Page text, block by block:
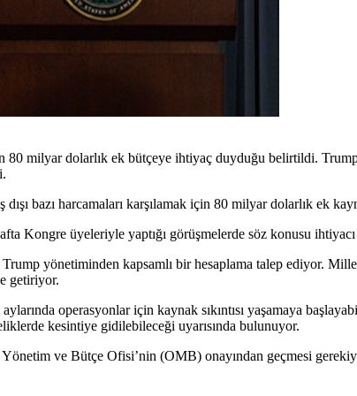
80 milyar dolarlık ek bütçeye ihtiyaç duyduğu belirtildi.
bazı harcamaları karşılamak için 80 milyar dolarlık ek
Kongre üyeleriyle yaptığı görüşmelerde söz konusu
yönetiminden kapsamlı bir hesaplama talep ediyor.
getiriyor.
operasyonlar için kaynak sıkıntısı yaşamaya
kesintiye gidilebileceği uyarısında bulunuyor.
ve Bütçe Ofisi’nin (OMB) onayından geçmesi